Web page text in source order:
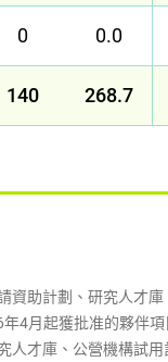
0 0.0
140 268.7
資助計劃、研究人才
4月起獲批准的夥伴項
人才庫、公營機構試